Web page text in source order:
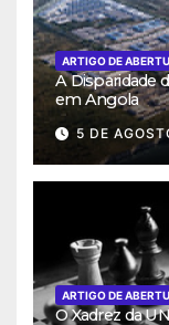
ARTIGO DE
A Disparidade
em Angola
5 DE
ARTIGO DE
O Xadrez da